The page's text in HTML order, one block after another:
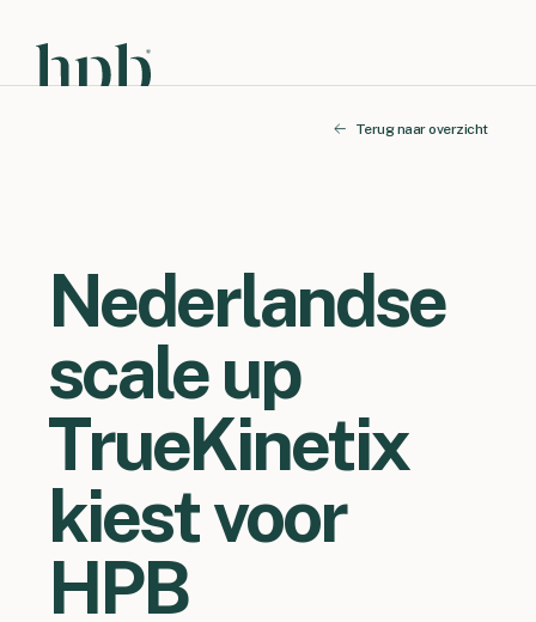
Nederlandse
scale up
TrueKinetix
kiest voor
HPB
Terug naar overzicht